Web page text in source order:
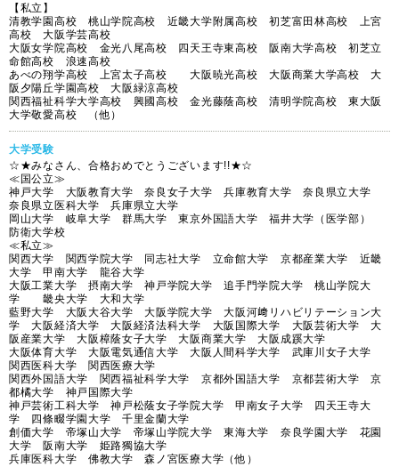
【私立】
清教学園高校 桃山学院高校 近畿大学附属高校 初芝富田林高校 上宮
高校 大阪学芸高校
大阪女学院高校 金光八尾高校 四天王寺東高校 阪南大学高校 初芝立
命館高校 浪速高校
あべの翔学高校 上宮太子高校 大阪暁光高校 大阪商業大学高校 大
阪夕陽丘学園高校 大阪緑涼高校
関西福祉科学大学高校 興國高校 金光藤蔭高校 清明学院高校 東大阪
大学敬愛高校 （他）
大学受験
☆★みなさん、合格おめでとうございます!!★☆
≪国公立≫
神戸大学 大阪教育大学 奈良女子大学 兵庫教育大学 奈良県立大学
奈良県立医科大学 兵庫県立大学
岡山大学 岐阜大学 群馬大学 東京外国語大学 福井大学（医学部）
防衛大学校
≪私立≫
関西大学 関西学院大学 同志社大学 立命館大学 京都産業大学 近畿
大学 甲南大学 龍谷大学
大阪工業大学 摂南大学 神戸学院大学 追手門学院大学 桃山学院大
学 畿央大学 大和大学
藍野大学 大阪大谷大学 大阪学院大学 大阪河﨑リハビリテーション大
学 大阪経済大学 大阪経済法科大学 大阪国際大学 大阪芸術大学 大
阪産業大学 大阪樟蔭女子大学 大阪商業大学 大阪成蹊大学
大阪体育大学 大阪電気通信大学 大阪人間科学大学 武庫川女子大学
関西医科大学 関西医療大学
関西外国語大学 関西福祉科学大学 京都外国語大学 京都芸術大学 京
都橘大学 神戸国際大学
神戸芸術工科大学 神戸松蔭女子学院大学 甲南女子大学 四天王寺大
学 四條畷学園大学 千里金蘭大学
創価大学 帝塚山大学 帝塚山学院大学 東海大学 奈良学園大学 花園
大学 阪南大学 姫路獨協大学
兵庫医科大学 佛教大学 森ノ宮医療大学（他）